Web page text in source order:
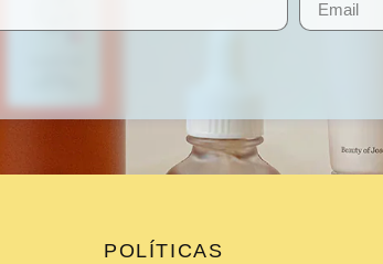
POLÍTICAS